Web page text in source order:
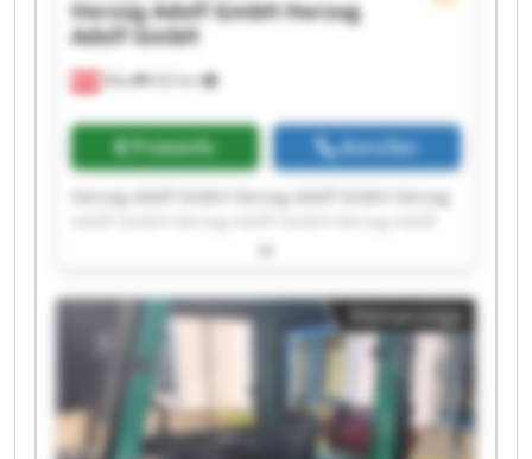
Wien 633 km
Herzog Adolf GmbHHerzog
Adolf GmbH
Preisinfo Anrufen
Herzog Adolf GmbH Herzog Adolf GmbH Herzog
GmbH Herzog Adolf GmbH Herzog Adolf GmbH
Adolf GmbH Herzog Adolf GmbH Herzog Adolf
GmbH Herzog Adolf GmbH Herzog Adolf GmbH
Herzog Adolf GmbH Herzog Adolf GmbH Herzog
GmbH Herzog Adolf GmbH
Kleinanzeige